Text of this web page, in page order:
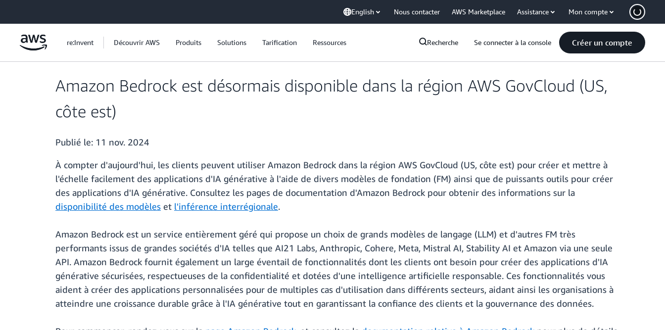
English Nous contacter AWS Marketplace Assistance Mon compte
re:Invent Découvrir AWS Produits Solutions Tarification Ressources Recherche Se connecter à la console Créer un compte
Amazon Bedrock est désormais disponible dans la région AWS GovCloud (US,
côte est)
Publié le: 11 nov. 2024
À compter d'aujourd'hui, les clients peuvent utiliser Amazon Bedrock dans la région AWS GovCloud (US, côte est) pour créer et mettre à
l'échelle facilement des applications d'IA générative à l'aide de divers modèles de fondation (FM) ainsi que de puissants outils pour créer
des applications d'IA générative. Consultez les pages de documentation d'Amazon Bedrock pour obtenir des informations sur la
disponibilité des modèles et l'inférence interrégionale.
Amazon Bedrock est un service entièrement géré qui propose un choix de grands modèles de langage (LLM) et d'autres FM très
performants issus de grandes sociétés d'IA telles que AI21 Labs, Anthropic, Cohere, Meta, Mistral AI, Stability AI et Amazon via une seule
API. Amazon Bedrock fournit également un large éventail de fonctionnalités dont les clients ont besoin pour créer des applications d'IA
générative sécurisées, respectueuses de la confidentialité et dotées d'une intelligence artificielle responsable. Ces fonctionnalités vous
aident à créer des applications personnalisées pour de multiples cas d'utilisation dans différents secteurs, aidant ainsi les organisations à
atteindre une croissance durable grâce à l'IA générative tout en garantissant la confiance des clients et la gouvernance des données.